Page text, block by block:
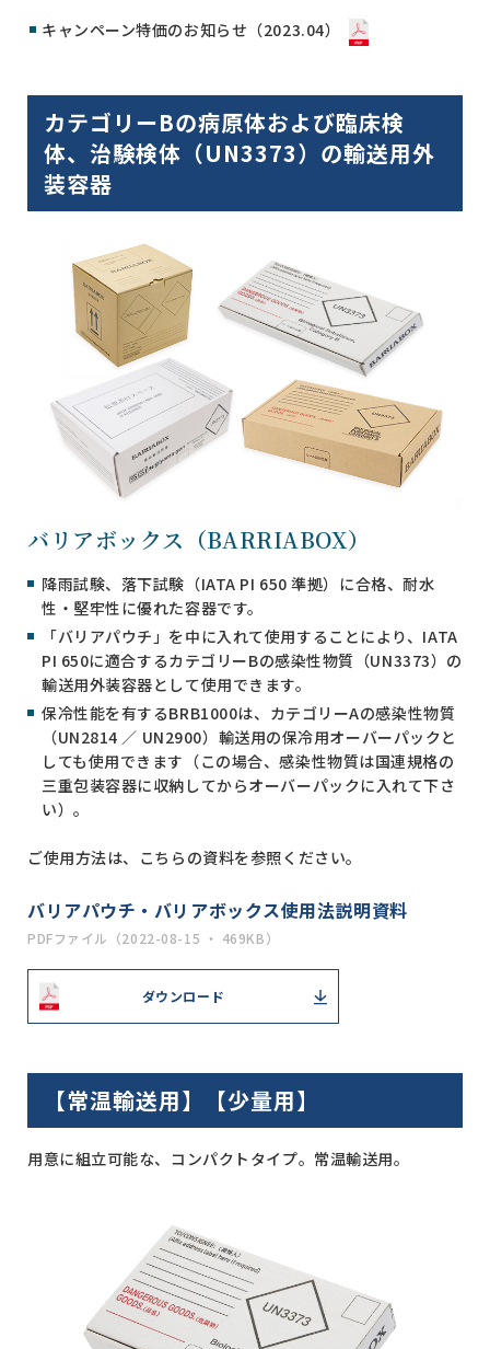
キャンペーン特価のお知らせ（2023.04）
カテゴリーBの病原体および臨床検
体、治験検体（UN3373）の輸送用外
装容器
バリアボックス（BARRIABOX）
降雨試験、落下試験（IATA PI 650 準拠）に合格、耐水
性・堅牢性に優れた容器です。
「バリアパウチ」を中に入れて使用することにより、IATA
PI 650に適合するカテゴリーBの感染性物質（UN3373）の
輸送用外装容器として使用できます。
保冷性能を有するBRB1000は、カテゴリーAの感染性物質
（UN2814 ／ UN2900）輸送用の保冷用オーバーパックと
しても使用できます（この場合、感染性物質は国連規格の
三重包装容器に収納してからオーバーパックに入れて下さ
い）。
ご使用方法は、こちらの資料を参照ください。
バリアパウチ・バリアボックス使用法説明資料
PDFファイル（2022-08-15 ・ 469KB）
ダウンロード
【常温輸送用】【少量用】
用意に組立可能な、コンパクトタイプ。常温輸送用。